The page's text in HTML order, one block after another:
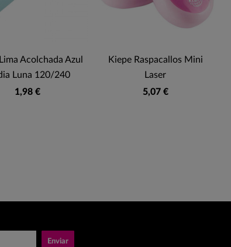
Acolchada Azul
Luna 120/240
1,98 €
Kiepe Raspacallos Mini
Laser
5,07 €
Enviar